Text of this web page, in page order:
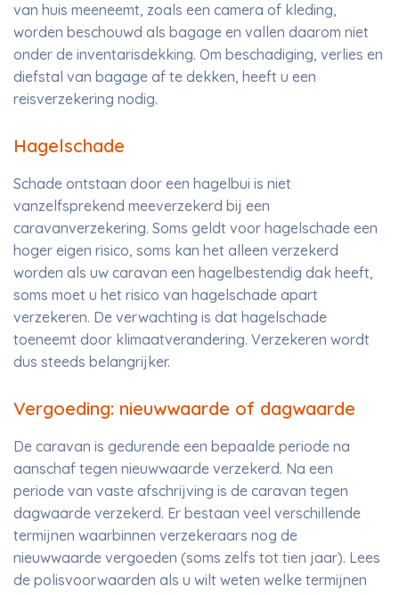
van huis meeneemt, zoals een camera of kleding,
worden beschouwd als bagage en vallen daarom niet
onder de inventarisdekking. Om beschadiging, verlies en
diefstal van bagage af te dekken, heeft u een
reisverzekering nodig.
Hagelschade
Schade ontstaan door een hagelbui is niet
vanzelfsprekend meeverzekerd bij een
caravanverzekering. Soms geldt voor hagelschade een
hoger eigen risico, soms kan het alleen verzekerd
worden als uw caravan een hagelbestendig dak heeft,
soms moet u het risico van hagelschade apart
verzekeren. De verwachting is dat hagelschade
toeneemt door klimaatverandering. Verzekeren wordt
dus steeds belangrijker.
Vergoeding: nieuwwaarde of dagwaarde
De caravan is gedurende een bepaalde periode na
aanschaf tegen nieuwwaarde verzekerd. Na een
periode van vaste afschrijving is de caravan tegen
dagwaarde verzekerd. Er bestaan veel verschillende
termijnen waarbinnen verzekeraars nog de
nieuwwaarde vergoeden (soms zelfs tot tien jaar). Lees
de polisvoorwaarden als u wilt weten welke termijnen